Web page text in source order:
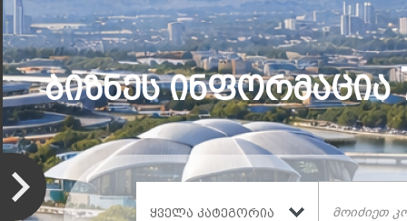
Ბიზნეს Ინფორმაცია
Ყველა Კატეგორია